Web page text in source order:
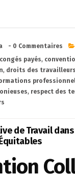
- 0 Commentaires
congés payés,
, droits des travailleurs
, respect des
de Travail